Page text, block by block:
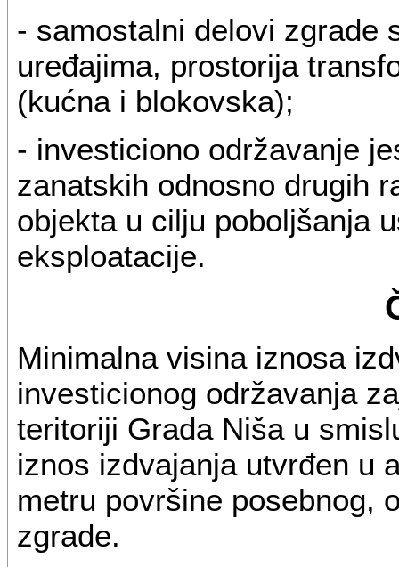
- samostalni delovi zgrade
uređajima, prostorija
(kućna i blokovska);
- investiciono održavanje
zanatskih odnosno drugih
objekta u cilju poboljšanja
eksploatacije.
Minimalna visina iznosa
investicionog održavanja
teritoriji Grada Niša u
iznos izdvajanja utvrđen u
metru površine posebnog,
zgrade.